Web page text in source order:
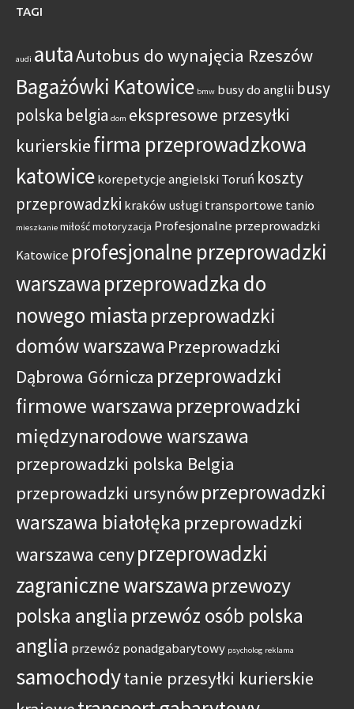
TAGI
audi autaAutobus do wynajęcia Rzeszów
Bagażówki Katowice bmw busy do anglii busy
polska belgia dom ekspresowe przesyłki
kurierskiefirma przeprowadzkowa
katowicekorepetycje angielski Toruń koszty
przeprowadzki kraków usługi transportowe tanio
mieszkanie miłośćmotoryzacja Profesjonalne przeprowadzki
Katowice profesjonalne przeprowadzki
warszawaprzeprowadzka do
nowego miastaprzeprowadzki
domów warszawa Przeprowadzki
Dąbrowa Górnicza przeprowadzki
firmowe warszawa przeprowadzki
międzynarodowe warszawa
przeprowadzki polska Belgia
przeprowadzki ursynówprzeprowadzki
warszawa białołęka przeprowadzki
warszawa cenyprzeprowadzki
zagraniczne warszawaprzewozy
polska anglia przewóz osób polska
anglia przewóz ponadgabarytowy psycholog reklama
samochodytanie przesyłki kurierskie